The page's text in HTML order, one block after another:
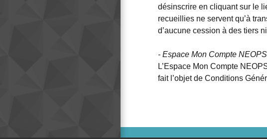
désinscrire en cliquant sur le
recueillies ne servent qu’à
d’aucune cession à des tiers
- Espace Mon Compte
L’Espace Mon Compte
fait l’objet de Conditions